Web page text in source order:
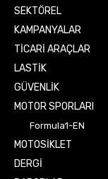
SEKTÖREL
KAMPANYALAR
TİCARİ ARAÇLAR
LASTİK
GÜVENLİK
MOTOR SPORLARI
Formula1-EN
MOTOSİKLET
DERGİ